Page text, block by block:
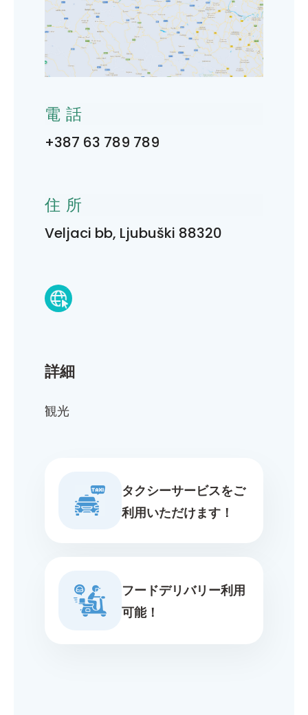
詳細
観光
タクシーサービスをご
利用いただけます！
フードデリバリー利用
可能！
電話
+387 63 789 789
住所
Veljaci bb, Ljubuški 88320